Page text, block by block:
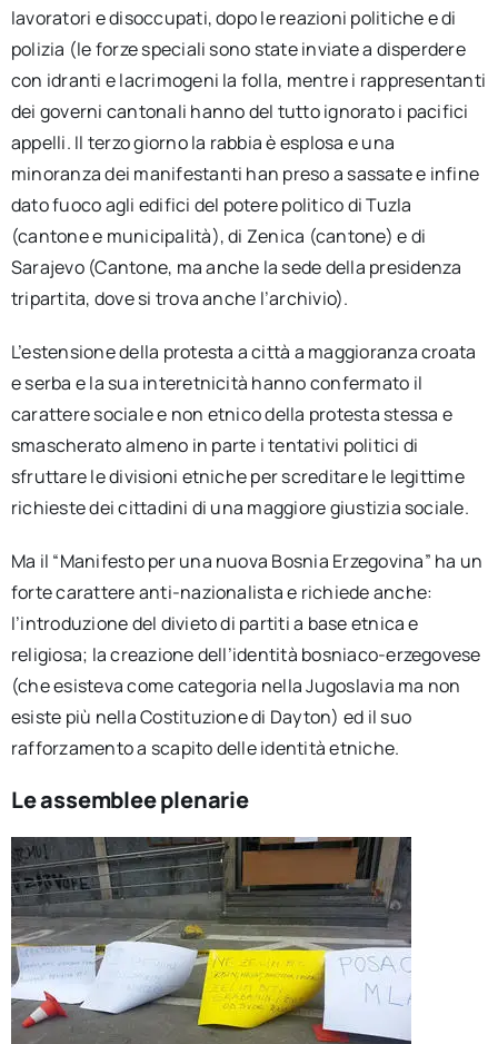
lavoratori e disoccupati, dopo le reazioni politiche e di
polizia (le forze speciali sono state inviate a disperdere
con idranti e lacrimogeni la folla, mentre i rappresentanti
dei governi cantonali hanno del tutto ignorato i pacifici
appelli. Il terzo giorno la rabbia è esplosa e una
minoranza dei manifestanti han preso a sassate e infine
dato fuoco agli edifici del potere politico di Tuzla
(cantone e municipalità), di Zenica (cantone) e di
Sarajevo (Cantone, ma anche la sede della presidenza
tripartita, dove si trova anche l’archivio).
L’estensione della protesta a città a maggioranza croata
e serba e la sua interetnicità hanno confermato il
carattere sociale e non etnico della protesta stessa e
smascherato almeno in parte i tentativi politici di
sfruttare le divisioni etniche per screditare le legittime
richieste dei cittadini di una maggiore giustizia sociale.
Ma il “Manifesto per una nuova Bosnia Erzegovina” ha un
forte carattere anti-nazionalista e richiede anche:
l’introduzione del divieto di partiti a base etnica e
religiosa; la creazione dell’identità bosniaco-erzegovese
(che esisteva come categoria nella Jugoslavia ma non
esiste più nella Costituzione di Dayton) ed il suo
rafforzamento a scapito delle identità etniche.
Le assemblee plenarie